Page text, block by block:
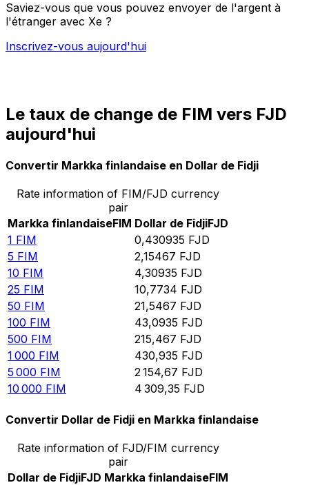
Saviez-vous que vous pouvez envoyer de l'argent à
l'étranger avec Xe ?
Inscrivez-vous aujourd'hui
Le taux de change de FIM vers FJD
aujourd'hui
Convertir Markka finlandaise en Dollar de Fidji
Rate information of FIM/FJD currency
pair
Markka finlandaiseFIM Dollar de FidjiFJD
1 FIM 0,430935 FJD
5 FIM 2,15467 FJD
10 FIM 4,30935 FJD
25 FIM 10,7734 FJD
50 FIM 21,5467 FJD
100 FIM 43,0935 FJD
500 FIM 215,467 FJD
1 000 FIM 430,935 FJD
5 000 FIM 2 154,67 FJD
10 000 FIM 4 309,35 FJD
Convertir Dollar de Fidji en Markka finlandaise
Rate information of FJD/FIM currency
pair
Dollar de FidjiFJD Markka finlandaiseFIM